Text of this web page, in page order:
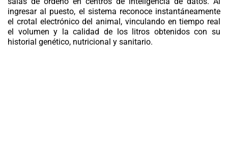
ingresar al puesto, el sistema reconoce instantáneamente
el crotal electrónico del animal, vinculando en tiempo real
el volumen y la calidad de los litros obtenidos con su
historial genético, nutricional y sanitario.